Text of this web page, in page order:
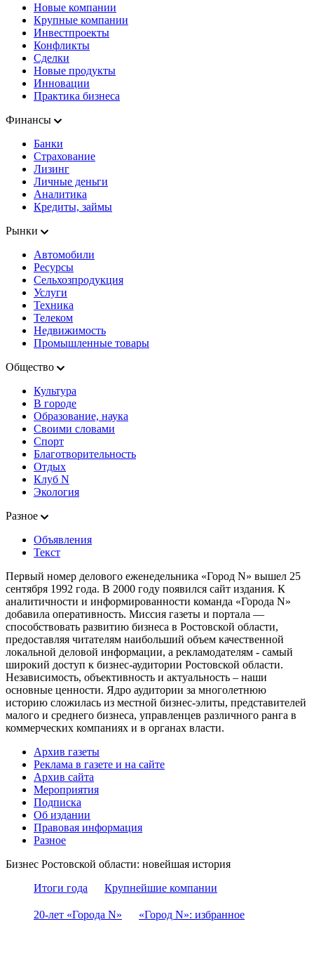
Новые компании
Крупные компании
Инвестпроекты
Конфликты
Сделки
Новые продукты
Инновации
Практика бизнеса
Финансы
Банки
Страхование
Лизинг
Личные деньги
Аналитика
Кредиты, займы
Рынки
Автомобили
Ресурсы
Сельхозпродукция
Услуги
Техника
Телеком
Недвижимость
Промышленные товары
Общество
Культура
В городе
Образование, наука
Своими словами
Спорт
Благотворительность
Отдых
Клуб N
Экология
Разное
Объявления
Текст
Первый номер делового еженедельника «Город N» вышел 25
сентября 1992 года. В 2000 году появился сайт издания. К
аналитичности и информированности команда «Города N»
добавила оперативность. Миссия газеты и портала —
способствовать развитию бизнеса в Ростовской области,
предоставляя читателям наибольший объем качественной
локальной деловой информации, а рекламодателям - самый
широкий доступ к бизнес-аудитории Ростовской области.
Независимость, объективность и актуальность – наши
основные ценности. Ядро аудитории за многолетнюю
историю сложилась из местной бизнес-элиты, представителей
малого и среднего бизнеса, управленцев различного ранга в
коммерческих компаниях и в органах власти.
Архив газеты
Реклама в газете и на сайте
Архив сайта
Мероприятия
Подписка
Об издании
Правовая информация
Разное
Бизнес Ростовской области: новейшая история
Итоги года
Крупнейшие компании
20-лет «Города N» «Город N»: избранное